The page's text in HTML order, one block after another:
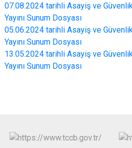
07.08.2024 tarihli Asayiş ve
Yayını Sunum Dosyası
05.06.2024 tarihli Asayiş ve
Yayını Sunum Dosyası
13.05.2024 tarihli Asayiş ve
Yayını Sunum Dosyası